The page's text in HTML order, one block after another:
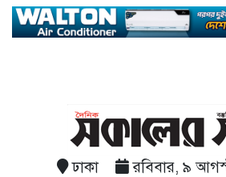
ঢাকা রবিবার, ৯